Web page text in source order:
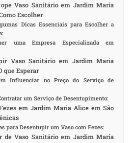
Vaso Sanitário em Jardim Maria
Escolher
Dicas Essenciais para Escolher a
uma Empresa Especializada em
Vaso Sanitário em Jardim Maria
que Esperar
Influenciar no Preço do Serviço de
um Serviço de Desentupimento:
em Jardim Maria Alice em São
para Desentupir um Vaso com Fezes:
de Vaso Sanitário em Jardim Maria